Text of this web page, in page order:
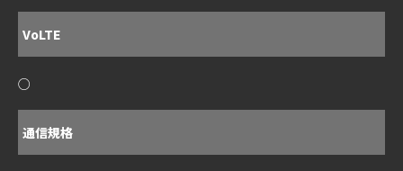
VoLTE
○
通信規格